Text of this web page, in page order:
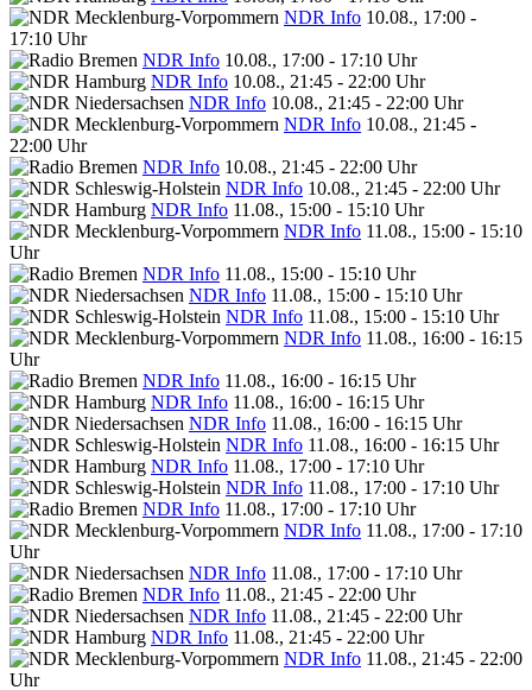
NDR Info 10.08., 17:00 -
17:10 Uhr
NDR Info 10.08., 17:00 - 17:10 Uhr
NDR Info 10.08., 21:45 - 22:00 Uhr
NDR Info 10.08., 21:45 - 22:00 Uhr
NDR Info 10.08., 21:45 -
22:00 Uhr
NDR Info 10.08., 21:45 - 22:00 Uhr
NDR Info 10.08., 21:45 - 22:00 Uhr
NDR Info 11.08., 15:00 - 15:10 Uhr
NDR Info 11.08., 15:00 - 15:10
Uhr
NDR Info 11.08., 15:00 - 15:10 Uhr
NDR Info 11.08., 15:00 - 15:10 Uhr
NDR Info 11.08., 15:00 - 15:10 Uhr
NDR Info 11.08., 16:00 - 16:15
Uhr
NDR Info 11.08., 16:00 - 16:15 Uhr
NDR Info 11.08., 16:00 - 16:15 Uhr
NDR Info 11.08., 16:00 - 16:15 Uhr
NDR Info 11.08., 16:00 - 16:15 Uhr
NDR Info 11.08., 17:00 - 17:10 Uhr
NDR Info 11.08., 17:00 - 17:10 Uhr
NDR Info 11.08., 17:00 - 17:10 Uhr
NDR Info 11.08., 17:00 - 17:10
Uhr
NDR Info 11.08., 17:00 - 17:10 Uhr
NDR Info 11.08., 21:45 - 22:00 Uhr
NDR Info 11.08., 21:45 - 22:00 Uhr
NDR Info 11.08., 21:45 - 22:00 Uhr
NDR Info 11.08., 21:45 - 22:00
Uhr